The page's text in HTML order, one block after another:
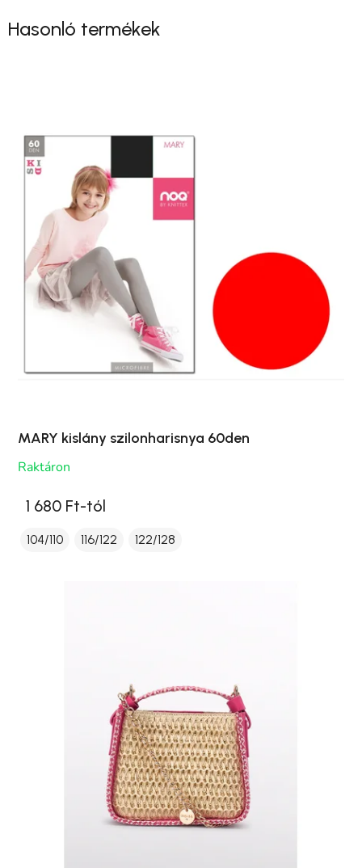
Hasonló termékek
MARY kislány szilonharisnya 60den
Raktáron
1 680 Ft-tól
104/110 116/122 122/128